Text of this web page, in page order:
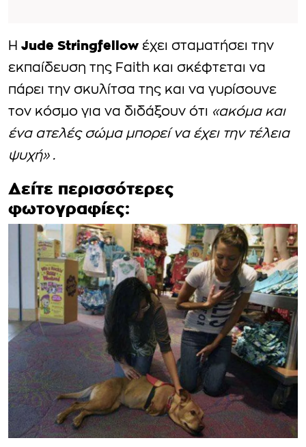
H Jude Stringfellow έχει σταματήσει την
εκπαίδευση της Faith και σκέφτεται να
πάρει την σκυλίτσα της και να γυρίσουνε
τον κόσμο για να διδάξουν ότι «ακόμα και
ένα ατελές σώμα μπορεί να έχει την τέλεια
ψυχή» .
Δείτε περισσότερες
φωτογραφίες: